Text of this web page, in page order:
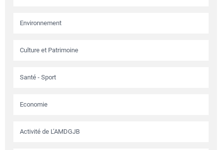
Environnement
Culture et Patrimoine
Santé - Sport
Economie
Activité de L’AMDGJB